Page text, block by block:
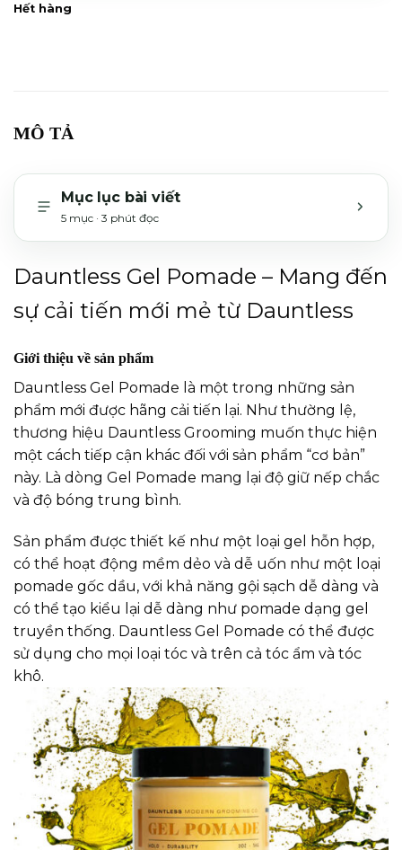
Hết hàng
MÔ TẢ
Mục lục bài viết
5 mục · 3 phút đọc
Dauntless Gel Pomade – Mang đến
sự cải tiến mới mẻ từ Dauntless
Giới thiệu về sản phẩm
Dauntless Gel Pomade là một trong những sản
phẩm mới được hãng cải tiến lại. Như thường lệ,
thương hiệu Dauntless Grooming muốn thực hiện
một cách tiếp cận khác đối với sản phẩm “cơ bản”
này. Là dòng Gel Pomade mang lại độ giữ nếp chắc
và độ bóng trung bình.
Sản phẩm được thiết kế như một loại gel hỗn hợp,
có thể hoạt động mềm dẻo và dễ uốn như một loại
pomade gốc dầu, với khả năng gội sạch dễ dàng và
có thể tạo kiểu lại dễ dàng như pomade dạng gel
truyền thống. Dauntless Gel Pomade có thể được
sử dụng cho mọi loại tóc và trên cả tóc ẩm và tóc
khô.